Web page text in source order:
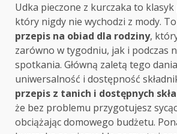
Udka pieczone z kurczaka to
który nigdy nie wychodzi z mody. To
przepis na obiad dla rodziny,
zarówno w tygodniu, jak i podczas
spotkania. Główną zaletą tego
uniwersalność i dostępność
przepis z tanich i dostępnych
że bez problemu przygotujesz
obciążając domowego budżetu.